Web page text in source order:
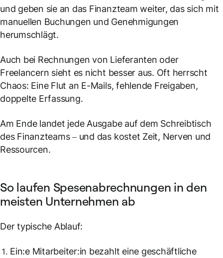
und geben sie an das Finanzteam weiter, das sich mit
manuellen Buchungen und Genehmigungen
herumschlägt.
Auch bei Rechnungen von Lieferanten oder
Freelancern sieht es nicht besser aus. Oft herrscht
Chaos: Eine Flut an E-Mails, fehlende Freigaben,
doppelte Erfassung.
Am Ende landet jede Ausgabe auf dem Schreibtisch
des Finanzteams – und das kostet Zeit, Nerven und
Ressourcen.
So laufen Spesenabrechnungen in den
meisten Unternehmen ab
Der typische Ablauf:
Ein:e Mitarbeiter:in bezahlt eine geschäftliche